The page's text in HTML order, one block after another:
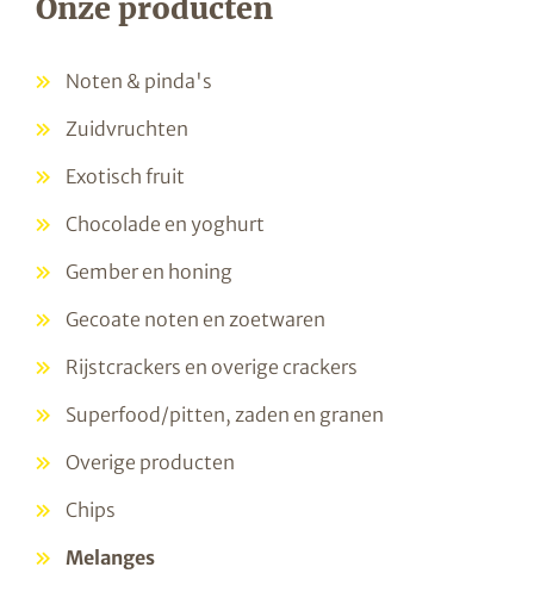
Onze producten
Noten & pinda's
Zuidvruchten
Exotisch fruit
Chocolade en yoghurt
Gember en honing
Gecoate noten en zoetwaren
Rijstcrackers en overige crackers
Superfood/pitten, zaden en granen
Overige producten
Chips
Melanges